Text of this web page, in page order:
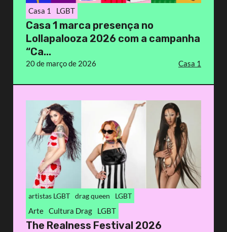
Casa 1 LGBT
Casa 1 marca presença no
Lollapalooza 2026 com a campanha
“Ca...
20 de março de 2026 Casa 1
artistas LGBT drag queen LGBT
Arte Cultura Drag LGBT
The Realness Festival 2026